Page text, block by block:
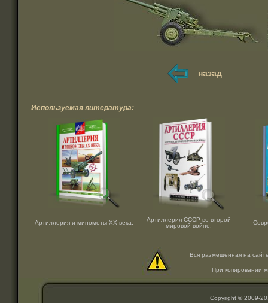
назад
Используемая литература:
Артиллерия и минометы ХХ века.
Артиллерия СССР во второй
мировой войне.
Вся размещенная на
При копировании
Copyright © 2009-